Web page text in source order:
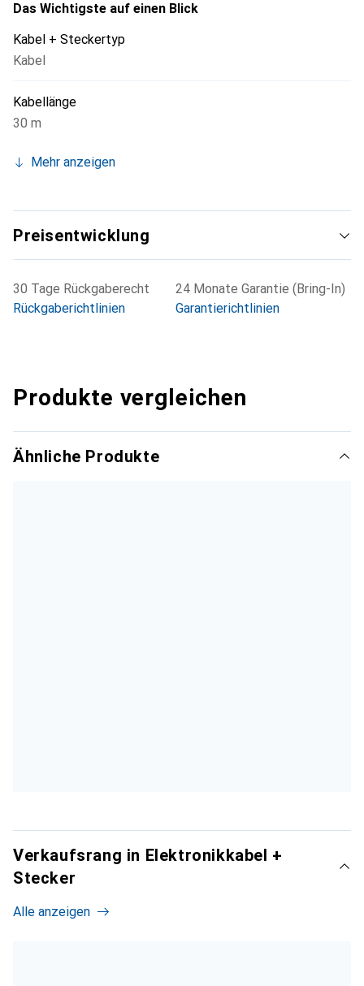
Das Wichtigste auf einen Blick
Kabel + Steckertyp
Kabel
Kabellänge
30 m
Mehr anzeigen
Preisentwicklung
30 Tage Rückgaberecht
Rückgaberichtlinien
24 Monate Garantie (Bring-In)
Garantierichtlinien
Produkte vergleichen
Ähnliche Produkte
Verkaufsrang in Elektronikkabel +
Stecker
Alle anzeigen